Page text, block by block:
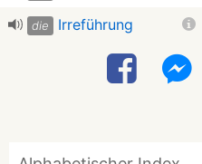
die Irreführung